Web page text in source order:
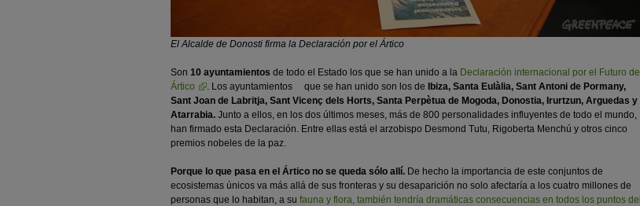
El Alcalde de Donosti firma la Declaración por el Ártico
Son 10 ayuntamientos de todo el Estado los que se han unido a la Declaración internacional por el Futuro del
Ártico
. Los ayuntamientos que se han unido son los de
Ibiza, Santa Eulàlia, Sant Antoni de Pormany,
Sant Joan de Labritja, Sant Vicenç dels Horts, Santa Perpètua de Mogoda, Donostia, Irurtzun, Arguedas y
Atarrabia. Junto a ellos, en los dos últimos meses, más de 800 personalidades influyentes de todo el mundo,
han firmado esta Declaración. Entre ellas está el arzobispo Desmond Tutu, Rigoberta Menchú y otros cinco
premios nobeles de la paz.
Porque lo que pasa en el Ártico no se queda sólo allí. De hecho la importancia de este conjuntos de
ecosistemas únicos va más allá de sus fronteras y su desaparición no solo afectaría a los cuatro millones de
personas que lo habitan, a su fauna y flora, también tendría dramáticas consecuencias en todos los puntos del